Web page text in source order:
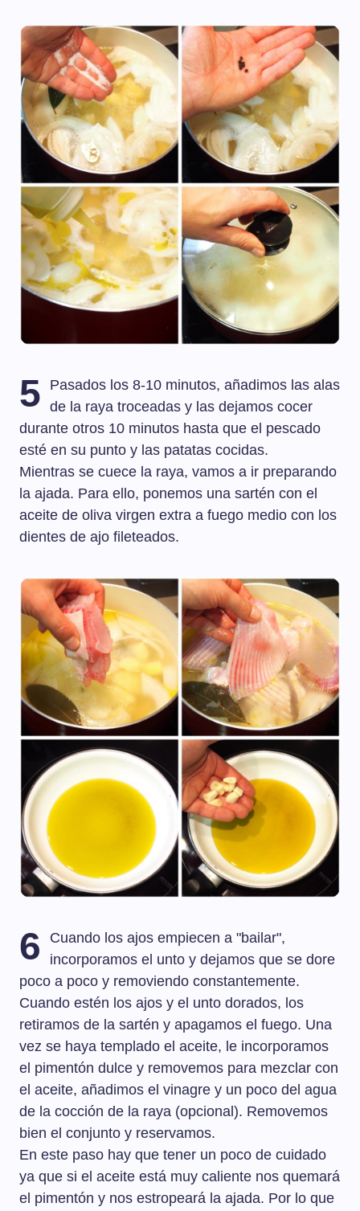
5
Pasados los 8-10 minutos, añadimos las alas
de la raya troceadas y las dejamos cocer
durante otros 10 minutos hasta que el pescado
esté en su punto y las patatas cocidas.
Mientras se cuece la raya, vamos a ir preparando
la ajada. Para ello, ponemos una sartén con el
aceite de oliva virgen extra a fuego medio con los
dientes de ajo fileteados.
6
Cuando los ajos empiecen a "bailar",
incorporamos el unto y dejamos que se dore
poco a poco y removiendo constantemente.
Cuando estén los ajos y el unto dorados, los
retiramos de la sartén y apagamos el fuego. Una
vez se haya templado el aceite, le incorporamos
el pimentón dulce y removemos para mezclar con
el aceite, añadimos el vinagre y un poco del agua
de la cocción de la raya (opcional). Removemos
bien el conjunto y reservamos.
En este paso hay que tener un poco de cuidado
ya que si el aceite está muy caliente nos quemará
el pimentón y nos estropeará la ajada. Por lo que